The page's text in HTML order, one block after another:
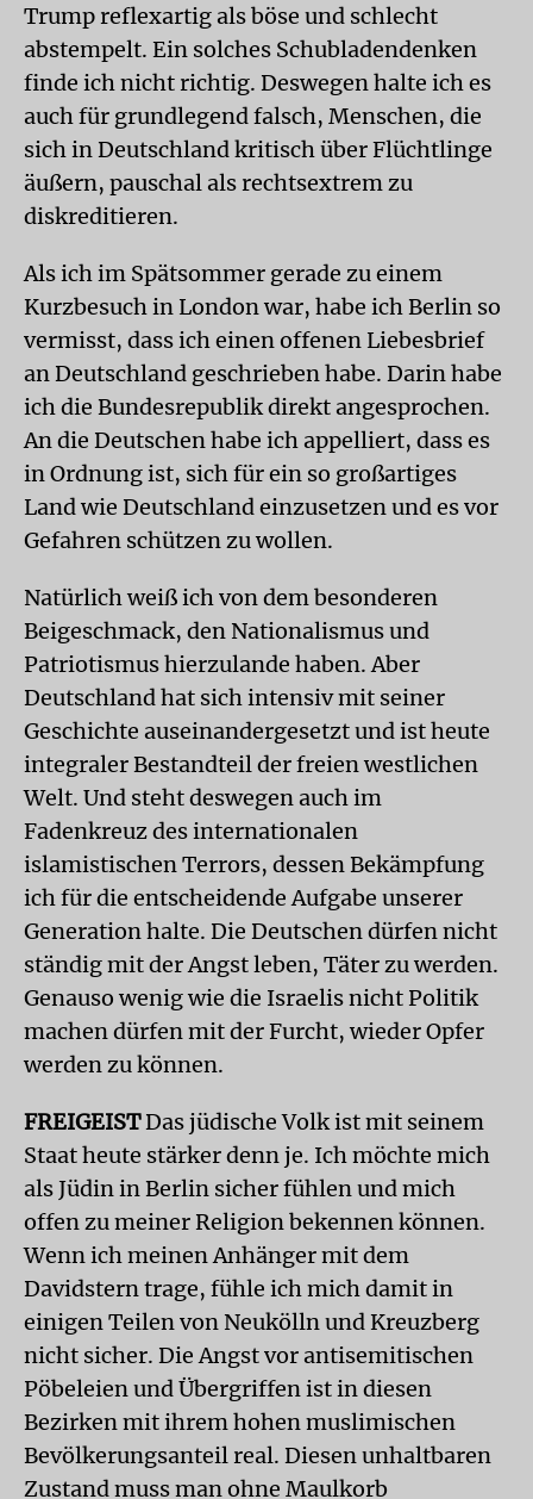
Trump reflexartig als böse und schlecht
abstempelt. Ein solches Schubladendenken
finde ich nicht richtig. Deswegen halte ich es
auch für grundlegend falsch, Menschen, die
sich in Deutschland kritisch über Flüchtlinge
äußern, pauschal als rechtsextrem zu
diskreditieren.
Als ich im Spätsommer gerade zu einem
Kurzbesuch in London war, habe ich Berlin so
vermisst, dass ich einen offenen Liebesbrief
an Deutschland geschrieben habe. Darin habe
ich die Bundesrepublik direkt angesprochen.
An die Deutschen habe ich appelliert, dass es
in Ordnung ist, sich für ein so großartiges
Land wie Deutschland einzusetzen und es vor
Gefahren schützen zu wollen.
Natürlich weiß ich von dem besonderen
Beigeschmack, den Nationalismus und
Patriotismus hierzulande haben. Aber
Deutschland hat sich intensiv mit seiner
Geschichte auseinandergesetzt und ist heute
integraler Bestandteil der freien westlichen
Welt. Und steht deswegen auch im
Fadenkreuz des internationalen
islamistischen Terrors, dessen Bekämpfung
ich für die entscheidende Aufgabe unserer
Generation halte. Die Deutschen dürfen nicht
ständig mit der Angst leben, Täter zu werden.
Genauso wenig wie die Israelis nicht Politik
machen dürfen mit der Furcht, wieder Opfer
werden zu können.
FREIGEISTDas jüdische Volk ist mit seinem
Staat heute stärker denn je. Ich möchte mich
als Jüdin in Berlin sicher fühlen und mich
offen zu meiner Religion bekennen können.
Wenn ich meinen Anhänger mit dem
Davidstern trage, fühle ich mich damit in
einigen Teilen von Neukölln und Kreuzberg
nicht sicher. Die Angst vor antisemitischen
Pöbeleien und Übergriffen ist in diesen
Bezirken mit ihrem hohen muslimischen
Bevölkerungsanteil real. Diesen unhaltbaren
Zustand muss man ohne Maulkorb